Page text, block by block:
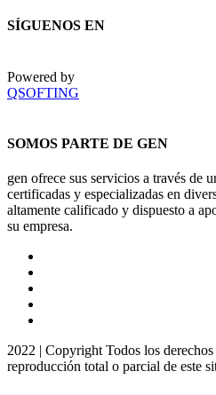
SÍGUENOS EN
Powered by
QSOFTING
SOMOS PARTE DE GEN
gen ofrece sus servicios a través de
certificadas y especializadas en
altamente calificado y dispuesto a
su empresa.
2022 | Copyright Todos los
reproducción total o parcial de este